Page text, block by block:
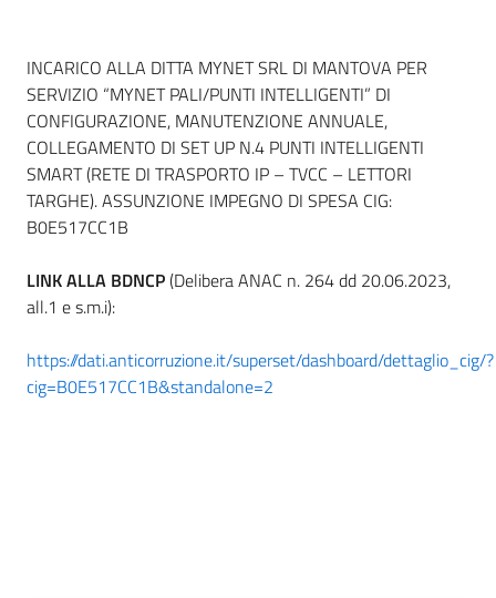
INCARICO ALLA DITTA MYNET SRL DI MANTOVA PER
SERVIZIO “MYNET PALI/PUNTI INTELLIGENTI” DI
CONFIGURAZIONE, MANUTENZIONE ANNUALE,
COLLEGAMENTO DI SET UP N.4 PUNTI INTELLIGENTI
SMART (RETE DI TRASPORTO IP – TVCC – LETTORI
TARGHE). ASSUNZIONE IMPEGNO DI SPESA CIG:
B0E517CC1B
LINK ALLA BDNCP(Delibera ANAC n. 264 dd 20.06.2023,
all.1 e s.m.i):
https://dati.anticorruzione.it/superset/dashboard/dettaglio_cig/?
cig=B0E517CC1B&standalone=2